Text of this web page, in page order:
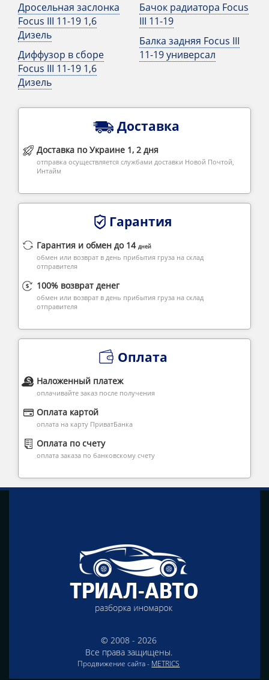
Дросельная заслонка
Focus III 11-19 1,6
Дизель
Диффузор в сборе
Focus III 11-19 1,6
Дизель
Бачок радиатора Focus
III 11-19
Балка задняя Focus III
11-19 универсал
Доставка
Доставка по Украине 1, 2 дня
отправка осуществляется службами доставки Новой Почтой,
Интайм
Гарантия
Гарантия и обмен до 14 дней
обмен или возврат в день прибытия груза на склад
отправителя
100% возврат денег
обмен или возврат в день прибытия груза на склад
отправителя
Оплата
Наложенный платеж
оплачивайте заказ после получения
Оплата картой
оплата на карту ПриватБанка
Оплата по счету
оплата заказа по банковскому счету
© 2008 - 2026
Все права защищены.
Продвижение сайта - METRICS